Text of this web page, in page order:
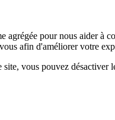
pour nous aider
afin d'améliorer votre
vous pouvez désactiver